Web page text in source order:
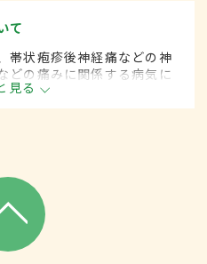
て
帯状疱疹後神経痛などの神
どの痛みに関係する病気に
て治療する外科の一領域で
は、ペインクリニック科
見る